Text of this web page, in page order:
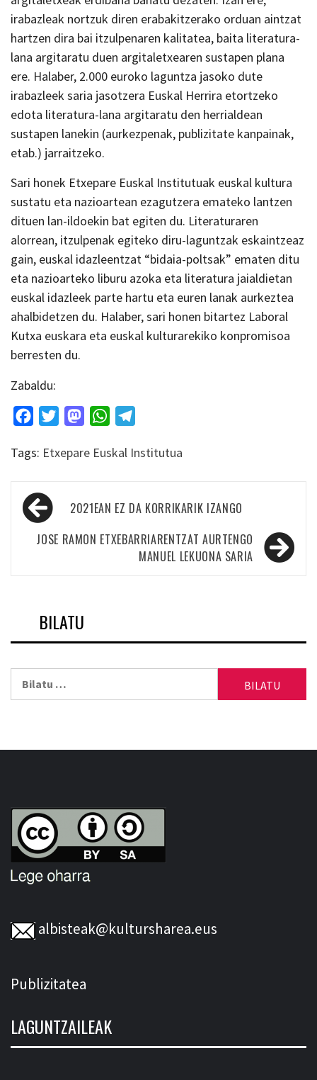
irabazleak nortzuk diren erabakitzerako orduan aintzat
hartzen dira bai itzulpenaren kalitatea, baita literatura-
lana argitaratu duen argitaletxearen sustapen plana
ere. Halaber, 2.000 euroko laguntza jasoko dute
irabazleek saria jasotzera Euskal Herrira etortzeko
edota literatura-lana argitaratu den herrialdean
sustapen lanekin (aurkezpenak, publizitate kanpainak,
etab.) jarraitzeko.
Sari honek Etxepare Euskal Institutuak euskal kultura
sustatu eta nazioartean ezagutzera emateko lantzen
dituen lan-ildoekin bat egiten du. Literaturaren
alorrean, itzulpenak egiteko diru-laguntzak eskaintzeaz
gain, euskal idazleentzat “bidaia-poltsak” ematen ditu
eta nazioarteko liburu azoka eta literatura jaialdietan
euskal idazleek parte hartu eta euren lanak aurkeztea
ahalbidetzen du. Halaber, sari honen bitartez Laboral
Kutxa euskara eta euskal kulturarekiko konpromisoa
berresten du.
Zabaldu:
FacebookTwitterMastodonWhatsApp
Tags: Etxepare Euskal Institutua
Bidalketetan
zehar
nabigatu
2021EAN EZ DA KORRIKARIK IZANGO
JOSE RAMON ETXEBARRIARENTZAT AURTENGO
MANUEL LEKUONA SARIA
BILATU
albisteak@kultursharea.eus
Publizitatea
LAGUNTZAILEAK